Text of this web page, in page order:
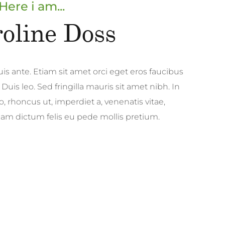
i am...
Doss
ante. Etiam sit amet orci eget eros faucibus
leo. Sed fringilla mauris sit amet nibh. In
rhoncus ut, imperdiet a, venenatis vitae,
dictum felis eu pede mollis pretium.